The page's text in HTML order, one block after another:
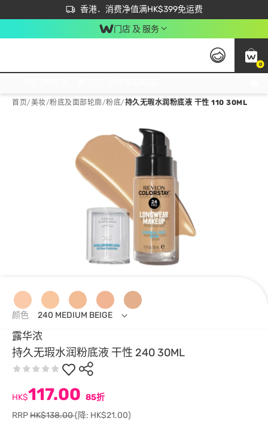
香港．消费净值满HK$399免运费
立即成为易赏钱会员尽享独家优惠
首次APP下单买满$450 输入 NEWAPP 即减$50
门店 及 服务
0
首页/美妆/粉底及面部轮廓/粉底/持久无瑕水润粉底液 干性 110 30ML
露华浓
持久无瑕水润粉底液 干性 240 30ML
HK$117.00 85折
RRPHK$138.00(降: HK$21.00)
颜色 240 MEDIUM BEIGE